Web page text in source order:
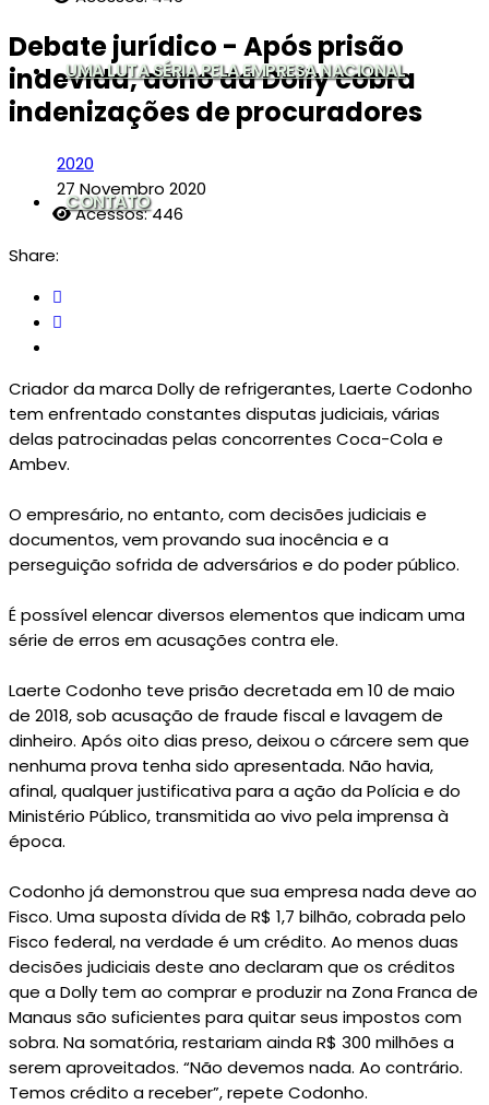
UMA LUTA SÉRIA PELA EMPRESA NACIONAL
CONTATO
Debate jurídico - Após prisão
indevida, dono da Dolly cobra
indenizações de procuradores
2020
27 Novembro 2020
Acessos: 446
Share:
Criador da marca Dolly de refrigerantes, Laerte Codonho
tem enfrentado constantes disputas judiciais, várias
delas patrocinadas pelas concorrentes Coca-Cola e
Ambev.
O empresário, no entanto, com decisões judiciais e
documentos, vem provando sua inocência e a
perseguição sofrida de adversários e do poder público.
É possível elencar diversos elementos que indicam uma
série de erros em acusações contra ele.
Laerte Codonho teve prisão decretada em 10 de maio
de 2018, sob acusação de fraude fiscal e lavagem de
dinheiro. Após oito dias preso, deixou o cárcere sem que
nenhuma prova tenha sido apresentada. Não havia,
afinal, qualquer justificativa para a ação da Polícia e do
Ministério Público, transmitida ao vivo pela imprensa à
época.
Codonho já demonstrou que sua empresa nada deve ao
Fisco. Uma suposta dívida de R$ 1,7 bilhão, cobrada pelo
Fisco federal, na verdade é um crédito. Ao menos duas
decisões judiciais deste ano declaram que os créditos
que a Dolly tem ao comprar e produzir na Zona Franca de
Manaus são suficientes para quitar seus impostos com
sobra. Na somatória, restariam ainda R$ 300 milhões a
serem aproveitados. “Não devemos nada. Ao contrário.
Temos crédito a receber”, repete Codonho.